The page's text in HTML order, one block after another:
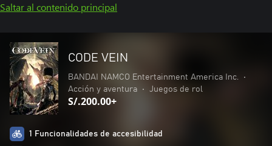
Saltar al contenido principal
CODE VEIN
BANDAI NAMCO Entertainment America Inc.
•
Acción y aventura
• Juegos de rol
S/.200.00+
1 Funcionalidades de accesibilidad